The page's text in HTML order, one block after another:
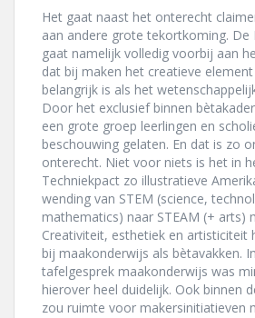
Het gaat naast het onterecht
aan andere grote tekortkoming. De
gaat namelijk volledig voorbij aan
dat bij maken het creatieve
belangrijk is als het
Door het exclusief binnen
een grote groep leerlingen en
beschouwing gelaten. En dat is zo
onterecht. Niet voor niets is het in
Techniekpact zo illustratieve
wending van STEM (science,
mathematics) naar STEAM (+ arts)
Creativiteit, esthetiek en artisticiteit
bij maakonderwijs als bètavakken.
tafelgesprek maakonderwijs was
hierover heel duidelijk. Ook binnen
zou ruimte voor makersinitiatieven